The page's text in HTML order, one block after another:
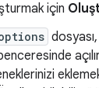
için